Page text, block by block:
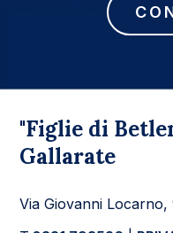
"Figlie di
Gallarate
Via Giovanni Locarno,